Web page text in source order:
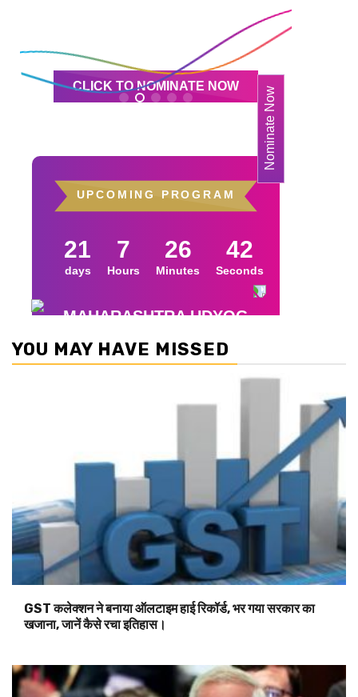
YOU MAY HAVE MISSED
GST कलेक्शन ने बनाया ऑलटाइम हाई रिकॉर्ड, भर गया सरकार का
खजाना, जानें कैसे रचा इतिहास।